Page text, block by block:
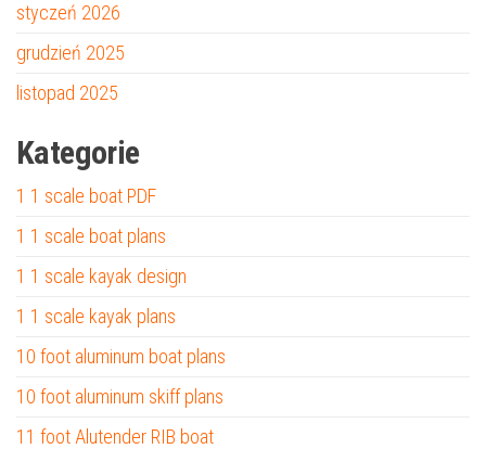
styczeń 2026
grudzień 2025
listopad 2025
Kategorie
1 1 scale boat PDF
1 1 scale boat plans
1 1 scale kayak design
1 1 scale kayak plans
10 foot aluminum boat plans
10 foot aluminum skiff plans
11 foot Alutender RIB boat